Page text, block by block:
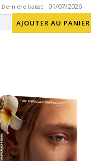
Dernière baisse : 01/07/2026